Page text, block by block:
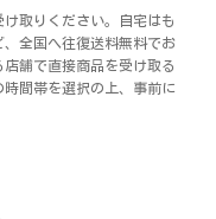
取りください。自宅はも
全国へ往復送料無料でお
舗で直接商品を受け取る
間帯を選択の上、事前に